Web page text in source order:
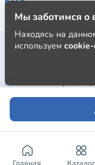
Главная Каталог
Публичная оферта
Пользовательское
Политика
Мы заботимся о
Находясь на
используем